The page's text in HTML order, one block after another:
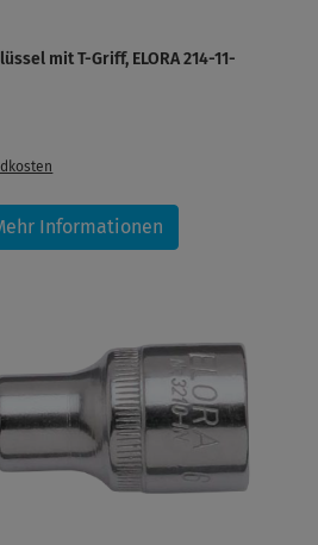
mit T-Griff, ELORA 214-11-
Informationen